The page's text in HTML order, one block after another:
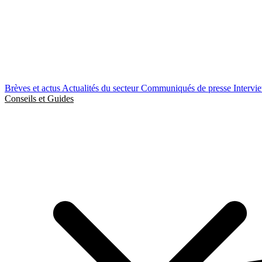
Brèves et actus Actualités du secteurCommuniqués de presse
Conseils et Guides